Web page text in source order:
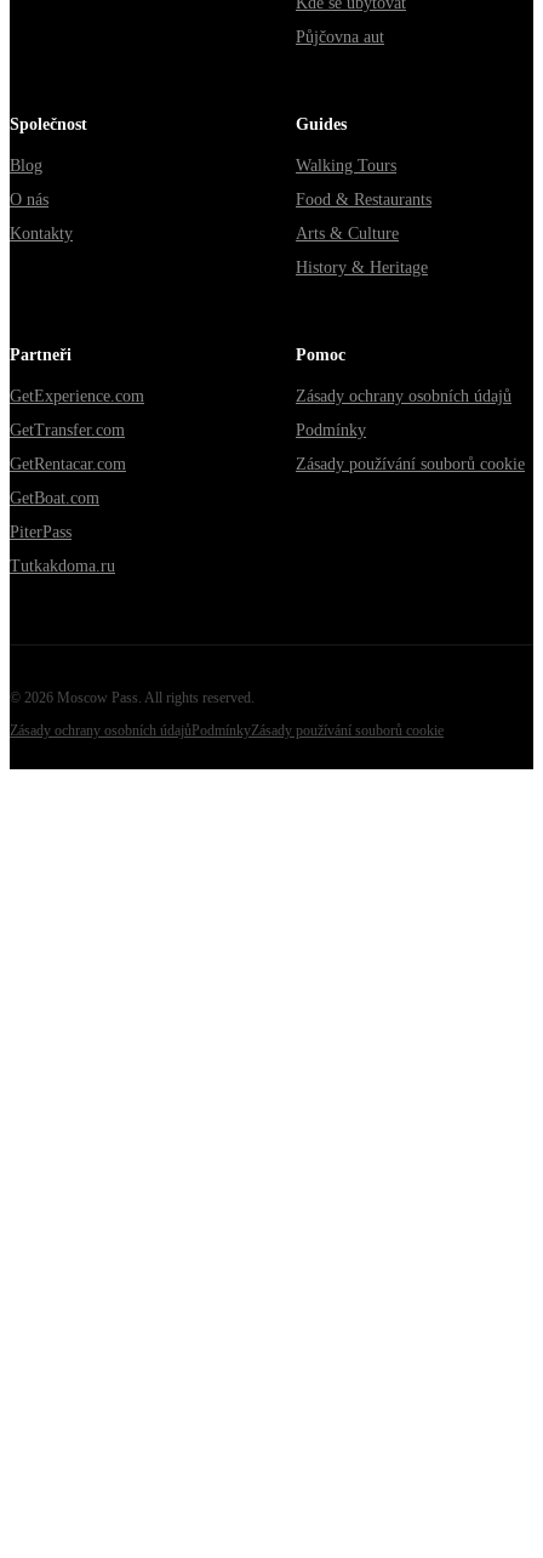
Půjčovna aut
Společnost
Blog
O nás
Kontakty
Guides
Walking Tours
Food & Restaurants
Arts & Culture
History & Heritage
Partneři
GetExperience.com
GetTransfer.com
GetRentacar.com
GetBoat.com
PiterPass
Tutkakdoma.ru
Pomoc
Zásady ochrany osobních údajů
Podmínky
Zásady používání souborů cookie
© 2026 Moscow Pass. All rights reserved.
Zásady ochrany osobních údajů PodmínkyZásady používání souborů cookie